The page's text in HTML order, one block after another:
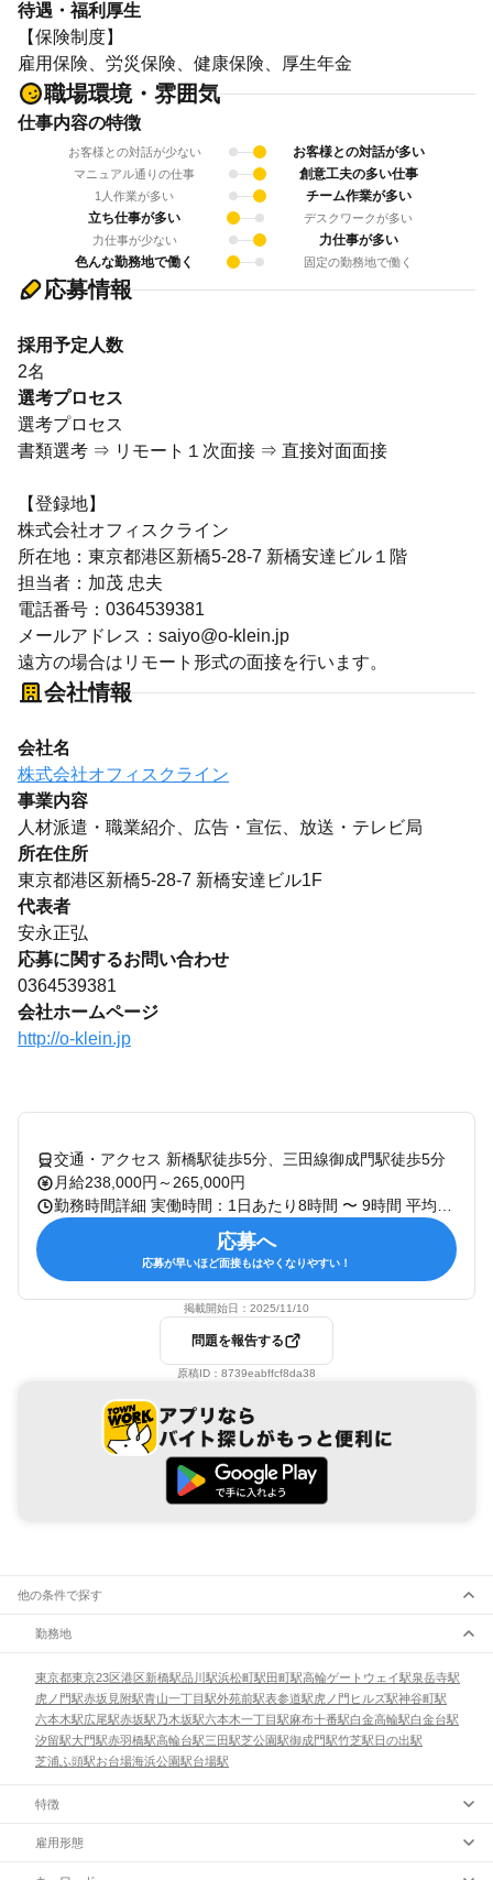
待遇・福利厚生
【保険制度】
雇用保険、労災保険、健康保険、厚生年金
職場環境・雰囲気
仕事内容の特徴
お客様との対話が少ない お客様との対話が多い
マニュアル通りの仕事 創意工夫の多い仕事
1人作業が多い
チーム作業が多い
立ち仕事が多い
デスクワークが多い
力仕事が少ない
力仕事が多い
色んな勤務地で働く
固定の勤務地で働く
応募情報
採用予定人数
2名
選考プロセス
選考プロセス
書類選考 ⇒ リモート１次面接 ⇒ 直接対面面接
【登録地】
株式会社オフィスクライン
所在地：東京都港区新橋5-28-7 新橋安達ビル１階
担当者：加茂 忠夫
電話番号：0364539381
メールアドレス：saiyo@o-klein.jp
遠方の場合はリモート形式の面接を行います。
会社情報
会社名
株式会社オフィスクライン
事業内容
人材派遣・職業紹介、広告・宣伝、放送・テレビ局
所在住所
東京都港区新橋5-28-7 新橋安達ビル1F
代表者
安永正弘
応募に関するお問い合わせ
0364539381
会社ホームページ
http://o-klein.jp
交通・アクセス 新橋駅徒歩5分、三田線御成門駅徒歩5分
月給238,000円～265,000円
応募へ
応募が早いほど面接もはやくなりやすい！
掲載開始日： 2025/11/10
問題を報告する
原稿ID： 8739eabffcf8da38
他の条件で探す
勤務地
東京都東京23区港区新橋駅品川駅浜松町駅田町駅高輪ゲートウェイ駅泉岳寺駅
虎ノ門駅赤坂見附駅青山一丁目駅外苑前駅表参道駅虎ノ門ヒルズ駅神谷町駅
六本木駅広尾駅赤坂駅 乃木坂駅六本木一丁目駅麻布十番駅白金高輪駅白金台駅
汐留駅大門駅赤羽橋駅高輪台駅三田駅芝公園駅御成門駅竹芝駅 日の出駅
芝浦ふ頭駅お台場海浜公園駅台場駅
特徴
雇用形態